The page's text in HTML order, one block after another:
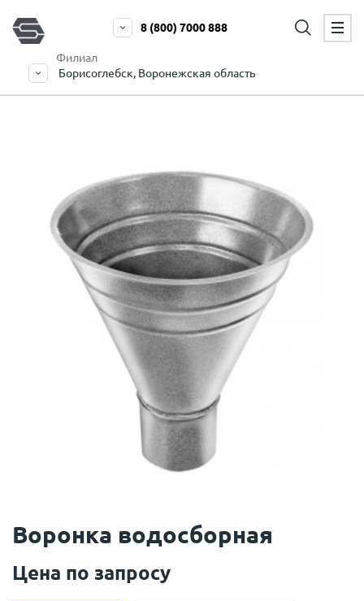
Филиал
Борисоглебск, Воронежская область
8 (800) 7000 888
Воронка водосборная
Цена по запросу